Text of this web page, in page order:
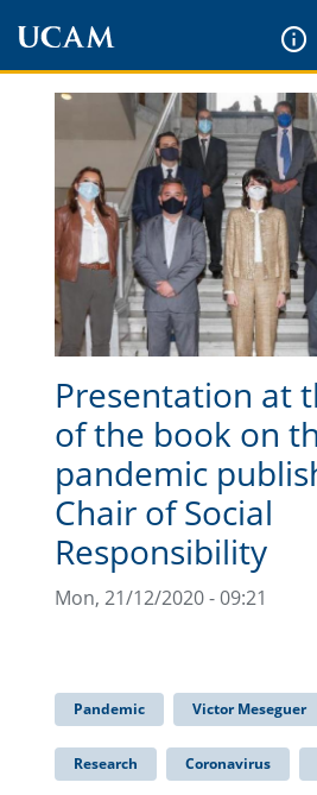
Presentation at
of the book on
pandemic
Chair of Social
Responsibility
Mon, 21/12/2020 - 09:21
Pandemic Victor Meseguer
Research Coronavirus